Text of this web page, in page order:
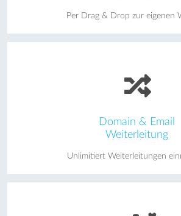
Per Drag & Drop zur eigenen
Domain & Email
Weiterleitung
Unlimitiert Weiterleitungen